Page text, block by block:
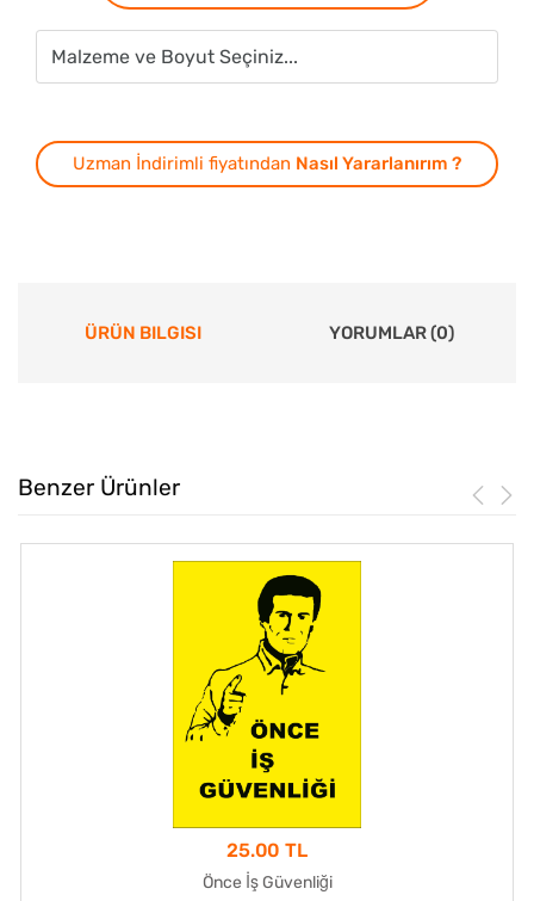
Uzman İndirimli fiyatından Nasıl Yararlanırım ?
ÜRÜN BILGISI YORUMLAR (0)
Benzer Ürünler
25.00 TL
Önce İş Güvenliği